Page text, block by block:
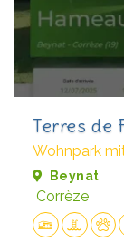
Terres de
Wohnpark
Beynat
Corrèze